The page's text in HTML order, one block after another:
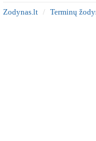
Zodynas.lt Terminų